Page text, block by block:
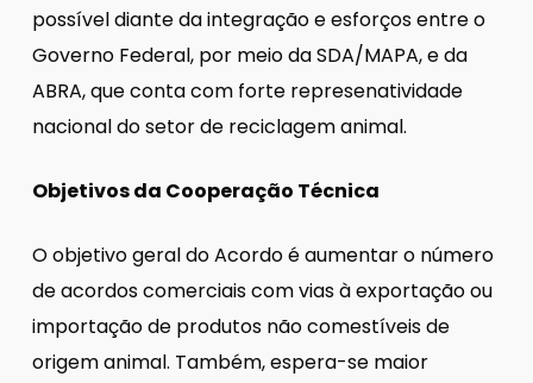
possível diante da integração e esforços entre o
Governo Federal, por meio da SDA/MAPA, e da
ABRA, que conta com forte represenatividade
nacional do setor de reciclagem animal.
Objetivos da Cooperação Técnica
O objetivo geral do Acordo é aumentar o número
de acordos comerciais com vias à exportação ou
importação de produtos não comestíveis de
origem animal. Também, espera-se maior